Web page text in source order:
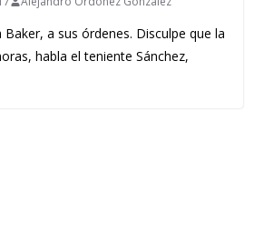
a sus órdenes. Disculpe que la
habla el teniente Sánchez,